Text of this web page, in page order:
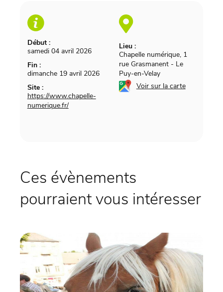
Début :
samedi 04 avril 2026
Fin :
dimanche 19 avril 2026
Site :
https://www.chapelle-
numerique.fr/
Lieu :
Chapelle numérique, 1
rue Grasmanent - Le
Puy-en-Velay
Voir sur la carte
Ces évènements
pourraient vous intéresser